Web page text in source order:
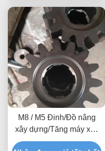
M8 / M5 Đinh/Đồ nâng
xây dựng/Tăng máy xây
dựng